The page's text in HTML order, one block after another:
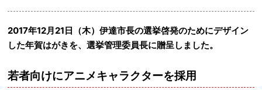
2017年12月21日（木）伊達市長の選挙啓発のためにデザイン
した年賀はがきを、選挙管理委員長に贈呈しました。
若者向けにアニメキャラクターを採用